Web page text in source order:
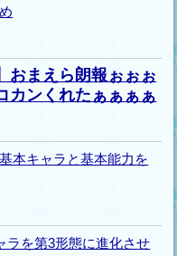
おまえら朗報ぉぉぉ
カンくれたぁぁぁぁ
本キャラと基本能力を
ラを第3形態に進化させ